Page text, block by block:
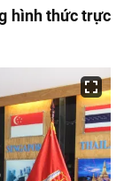
hình thức trực